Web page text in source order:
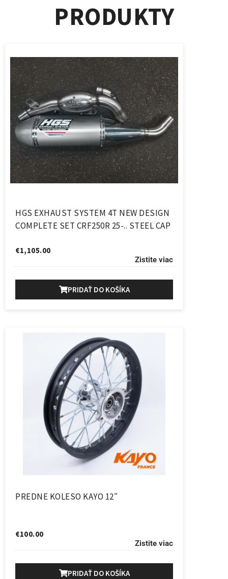
PRODUKTY
HGS EXHAUST SYSTEM 4T NEW DESIGN
COMPLETE SET CRF250R 25-.. STEEL CAP
€1,105.00
Zistite viac
PRIDAŤ DO KOŠÍKA
PREDNE KOLESO KAYO 12″
€100.00
Zistite viac
PRIDAŤ DO KOŠÍKA